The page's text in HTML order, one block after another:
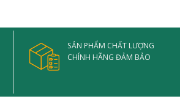
SẢN PHẨM CHẤT LƯỢNG
CHÍNH HÃNG ĐẢM BẢO